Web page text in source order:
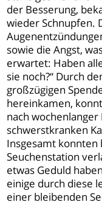
der Besserung,
wieder Schnupfen.
sowie die Angst,
erwartet: Haben
sie noch?“ Durch
großzügigen
hereinkamen,
nach
schwerstkranken
Insgesamt konnten
Seuchenstation
etwas Geduld
einige durch diese
einer bleibenden